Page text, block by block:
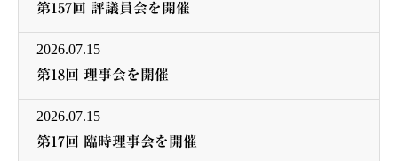
第157回 評議員会を開催
2026.07.15
第18回 理事会を開催
2026.07.15
第17回 臨時理事会を開催